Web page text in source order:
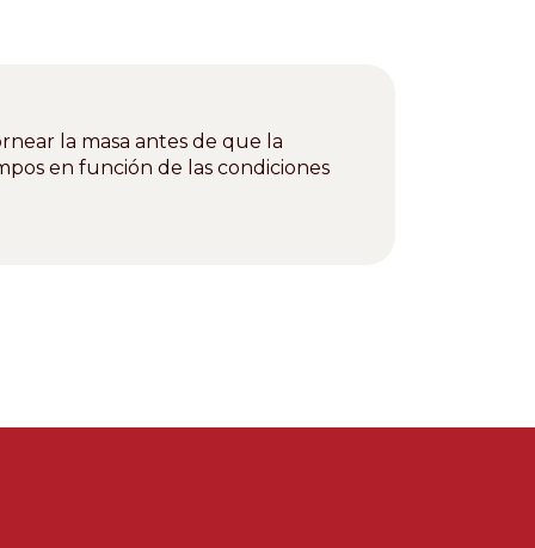
la masa antes de que la
en función de las condiciones